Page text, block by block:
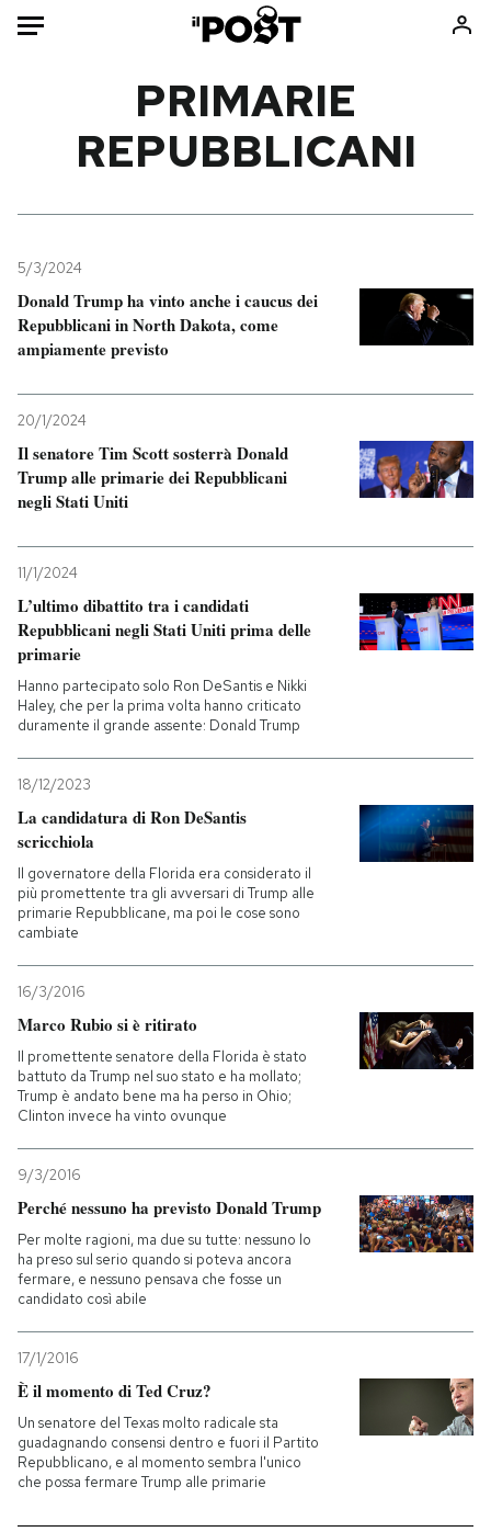
HOME
Mondo
Tecnologia
Internet
Scienza
Libri
Ok Boomer!
Mondiali calcio 2026
NEWSLETTER
I MIEI PREFERITI
CALENDARIO
AREA PERSONALE
Entra
PRIMARIE
REPUBBLICANI
5/3/2024
Donald Trump ha vinto anche i caucus dei
Repubblicani in North Dakota, come
ampiamente previsto
20/1/2024
Il senatore Tim Scott sosterrà Donald
Trump alle primarie dei Repubblicani
negli Stati Uniti
11/1/2024
L’ultimo dibattito tra i candidati
Repubblicani negli Stati Uniti prima delle
primarie
Hanno partecipato solo Ron DeSantis e Nikki
Haley, che per la prima volta hanno criticato
duramente il grande assente: Donald Trump
18/12/2023
La candidatura di Ron DeSantis
scricchiola
Il governatore della Florida era considerato il
più promettente tra gli avversari di Trump alle
primarie Repubblicane, ma poi le cose sono
cambiate
16/3/2016
Marco Rubio si è ritirato
Il promettente senatore della Florida è stato
battuto da Trump nel suo stato e ha mollato;
Trump è andato bene ma ha perso in Ohio;
Clinton invece ha vinto ovunque
9/3/2016
Perché nessuno ha previsto Donald Trump
Per molte ragioni, ma due su tutte: nessuno lo
ha preso sul serio quando si poteva ancora
fermare, e nessuno pensava che fosse un
candidato così abile
17/1/2016
È il momento di Ted Cruz?
Un senatore del Texas molto radicale sta
guadagnando consensi dentro e fuori il Partito
Repubblicano, e al momento sembra l'unico
che possa fermare Trump alle primarie